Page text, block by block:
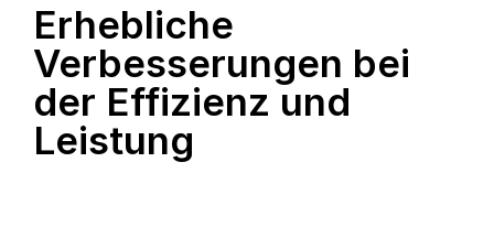
Erhebliche
Verbesserungen bei
der Effizienz und
Leistung